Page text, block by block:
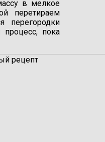
в мелкое
перетираем
перегородки
пока